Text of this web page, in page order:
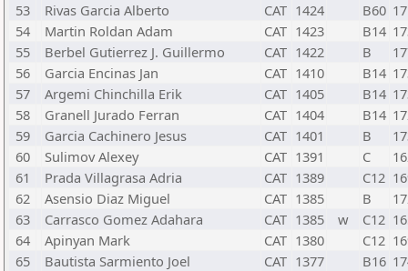
53
Rivas Garcia Alberto CAT 1424 B60
54
Martin Roldan Adam CAT 1423 B14
55
Berbel Gutierrez J. Guillermo CAT 1422 B
56
Garcia Encinas Jan CAT 1410 B14
57
Argemi Chinchilla Erik CAT 1405 B14
58
Granell Jurado Ferran CAT 1404 B14
59
Garcia Cachinero Jesus CAT 1401 B
60
Sulimov Alexey CAT 1391 C
61
Prada Villagrasa Adria CAT 1389 C12
62
Asensio Diaz Miguel CAT 1385 B
63
Carrasco Gomez Adahara CAT 1385 w C12
64
Apinyan Mark CAT 1380 C12
65
Bautista Sarmiento Joel CAT 1377 B16